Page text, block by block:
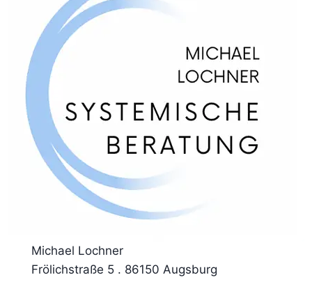
Michael Lochner
Frölichstraße 5 . 86150 Augsburg